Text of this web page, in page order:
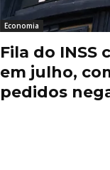
Economia
Fila do INSS
em julho,
pedidos